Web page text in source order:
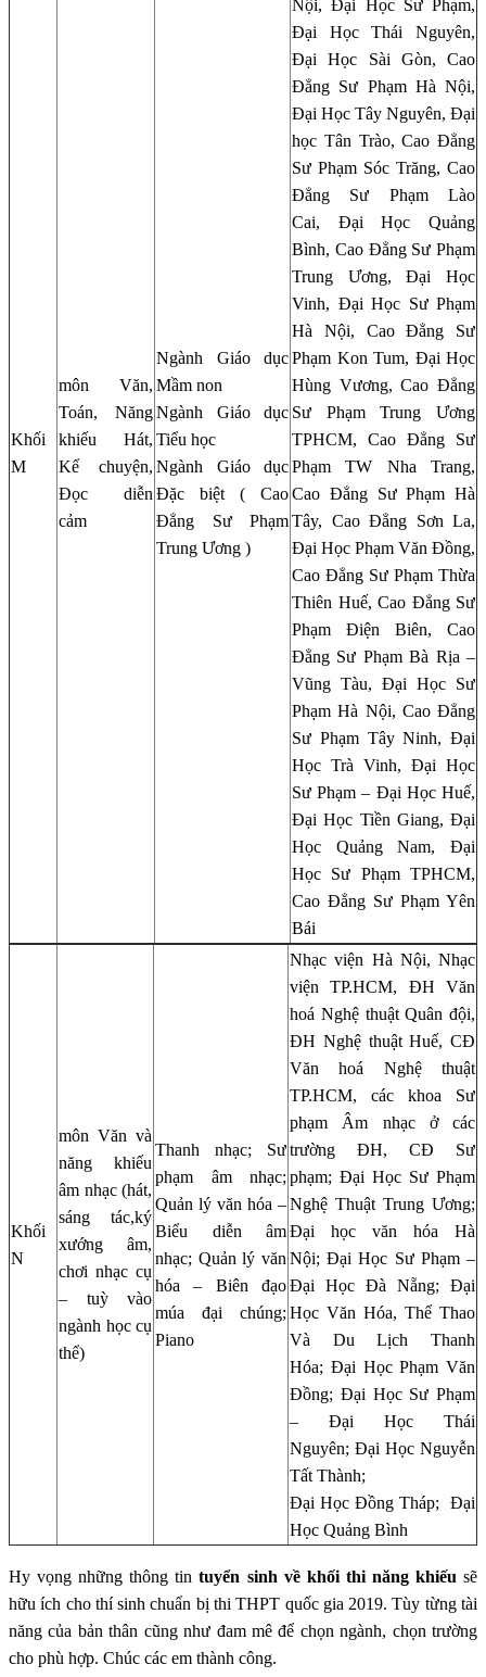
Khối
M
môn Văn,
Toán, Năng
khiếu Hát,
Kể chuyện,
Đọc diễn
cảm
Ngành Giáo dục
Mầm non
Ngành Giáo dục
Tiểu học
Ngành Giáo dục
Đặc biệt ( Cao
Đẳng Sư Phạm
Trung Ương )
Nội, Đại Học Sư Phạm,
Đại Học Thái Nguyên,
Đại Học Sài Gòn, Cao
Đẳng Sư Phạm Hà Nội,
Đại Học Tây Nguyên, Đại
học Tân Trào, Cao Đẳng
Sư Phạm Sóc Trăng, Cao
Đẳng Sư Phạm Lào
Cai, Đại Học Quảng
Bình, Cao Đẳng Sư Phạm
Trung Ương, Đại Học
Vinh, Đại Học Sư Phạm
Hà Nội, Cao Đẳng Sư
Phạm Kon Tum, Đại Học
Hùng Vương, Cao Đẳng
Sư Phạm Trung Ương
TPHCM, Cao Đẳng Sư
Phạm TW Nha Trang,
Cao Đẳng Sư Phạm Hà
Tây, Cao Đẳng Sơn La,
Đại Học Phạm Văn Đồng,
Cao Đẳng Sư Phạm Thừa
Thiên Huế, Cao Đẳng Sư
Phạm Điện Biên, Cao
Đẳng Sư Phạm Bà Rịa –
Vũng Tàu, Đại Học Sư
Phạm Hà Nội, Cao Đẳng
Sư Phạm Tây Ninh, Đại
Học Trà Vinh, Đại Học
Sư Phạm – Đại Học Huế,
Đại Học Tiền Giang, Đại
Học Quảng Nam, Đại
Học Sư Phạm TPHCM,
Cao Đẳng Sư Phạm Yên
Bái
Khối
N
môn Văn và
năng khiếu
âm nhạc (hát,
sáng tác,ký
xướng âm,
chơi nhạc cụ
– tuỳ vào
ngành học cụ
thể)
Thanh nhạc; Sư
phạm âm nhạc;
Quản lý văn hóa –
Biểu diễn âm
nhạc; Quản lý văn
hóa – Biên đạo
múa đại chúng;
Piano
Nhạc viện Hà Nội, Nhạc
viện TP.HCM, ĐH Văn
hoá Nghệ thuật Quân đội,
ĐH Nghệ thuật Huế, CĐ
Văn hoá Nghệ thuật
TP.HCM, các khoa Sư
phạm Âm nhạc ở các
trường ĐH, CĐ Sư
phạm; Đại Học Sư Phạm
Nghệ Thuật Trung Ương;
Đại học văn hóa Hà
Nội; Đại Học Sư Phạm –
Đại Học Đà Nẵng; Đại
Học Văn Hóa, Thể Thao
Và Du Lịch Thanh
Hóa; Đại Học Phạm Văn
Đồng; Đại Học Sư Phạm
– Đại Học Thái
Nguyên; Đại Học Nguyễn
Tất Thành;
Đại Học Đồng Tháp; Đại
Học Quảng Bình
Hy vọng những thông tintuyển sinh về khối thi năng khiếu sẽ
hữu ích cho thí sinh chuẩn bị thi THPT quốc gia 2019. Tùy từng tài
năng của bản thân cũng như đam mê để chọn ngành, chọn trường
cho phù hợp. Chúc các em thành công.